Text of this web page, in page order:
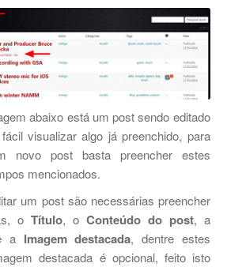
abaixo está um post sendo editado
visualizar algo já preenchido, para
novo post basta preencher estes
mencionados.
um post são necessárias preencher
oTítulo, o Conteúdo do post, a
a Imagem destacada, dentre estes
destacada é opcional, feito isto